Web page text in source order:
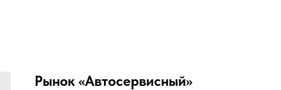
Рынок «Автосервисный»